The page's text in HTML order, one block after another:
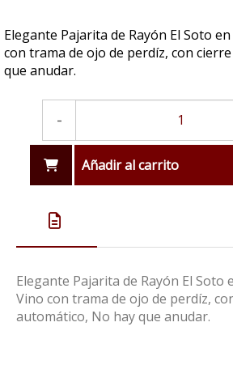
Elegante Pajarita de Rayón El Soto
con trama de ojo de perdíz, con
que anudar.
-
Añadir al carrito
Elegante Pajarita de Rayón El Soto
Vino con trama de ojo de perdíz,
automático, No hay que anudar.